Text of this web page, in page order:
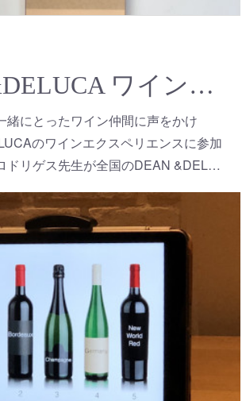
DEAN &DELUCA ワインエクスペリエンス
緒にとったワイン仲間に声をかけ
のワインエクスペリエンスに参加
ドリゲス先生が全国のDEAN &DEL…